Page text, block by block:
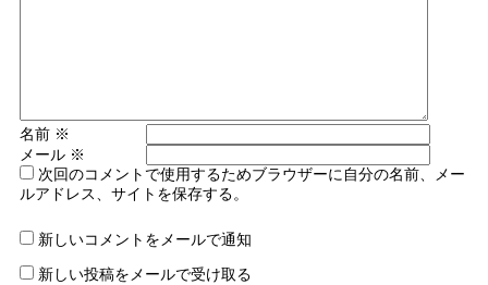
名前 ※
メール ※
次回のコメントで使用するためブラウザーに自分の名前、メー
ルアドレス、サイトを保存する。
新しいコメントをメールで通知
新しい投稿をメールで受け取る